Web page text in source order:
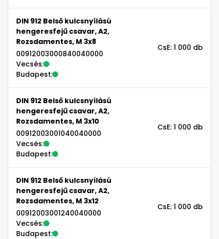
DIN 912 Belső kulcsnyílású
hengeresfejű csavar, A2,
Rozsdamentes, M 3x8
00912003000840040000
Vecsés:
Budapest:
CsE: 1 000 db
DIN 912 Belső kulcsnyílású
hengeresfejű csavar, A2,
Rozsdamentes, M 3x10
00912003001040040000
Vecsés:
Budapest:
CsE: 1 000 db
DIN 912 Belső kulcsnyílású
hengeresfejű csavar, A2,
Rozsdamentes, M 3x12
00912003001240040000
Vecsés:
Budapest:
CsE: 1 000 db